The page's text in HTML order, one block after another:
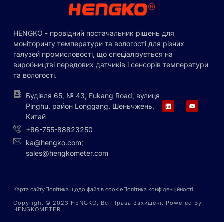
HENGKO - провідний постачальник рішень для
моніторингу температури та вологості для різних
галузей промисловості, що спеціалізується на
виробництві передових датчиків і сенсорів температури
та вологості.
Будівля 65, № 43, Fukang Road, вулиця
Pinghu, район Longgang, Шеньчжень,
Китай
+86-755-88823250
ka@hengko.com;
sales@hengkometer.com
Карта сайтуПолітика щодо файлів cookieПолітика конфіденційності
Copyright © 2023 HENGKO, Всі Права Захищені. Powered By
HENGKOMETER